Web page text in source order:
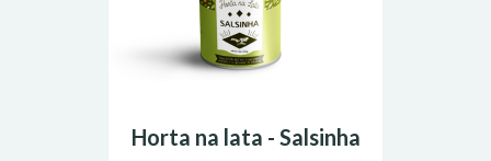
Horta na lata - Salsinha